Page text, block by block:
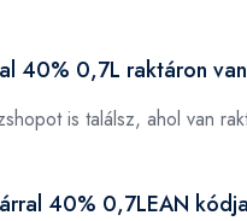
40% 0,7L raktáron
is találsz, ahol van
40% 0,7LEAN